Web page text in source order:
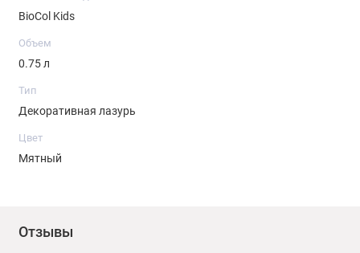
BioCol Kids
Объем
0.75 л
Тип
Декоративная лазурь
Цвет
Мятный
Отзывы